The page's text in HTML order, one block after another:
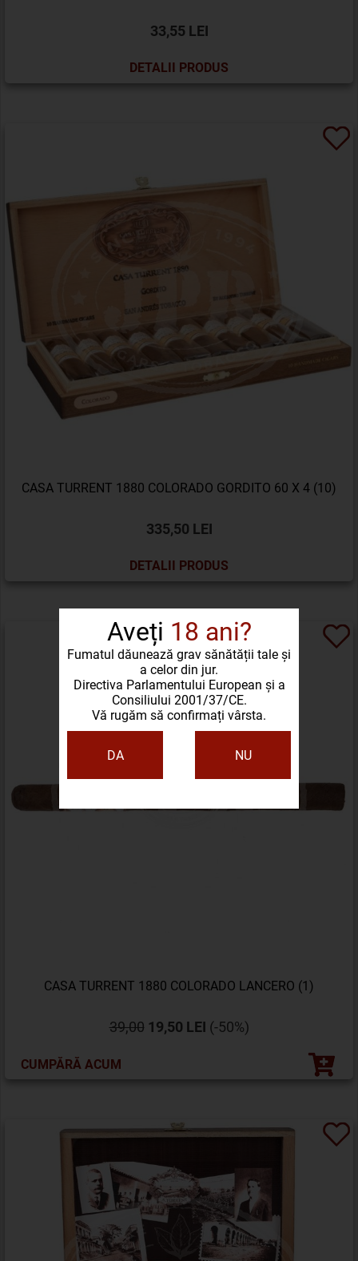
Aveți 18 ani?
Fumatul dăunează grav sănătății tale și
a celor din jur.
Directiva Parlamentului European și a
Consiliului 2001/37/CE.
Vă rugăm să confirmați vârsta.
DA NU
33,55 LEI
DETALII PRODUS
CASA TURRENT 1880 COLORADO GORDITO 60 X 4 (10)
335,50 LEI
DETALII PRODUS
CASA TURRENT 1880 COLORADO LANCERO (1)
39,00 19,50 LEI (-50%)
CUMPĂRĂ ACUM